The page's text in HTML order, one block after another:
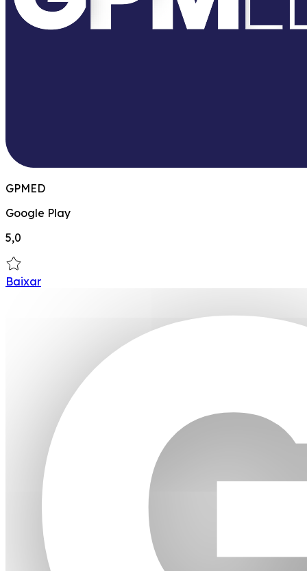
GPMED
Google Play
5,0
Baixar